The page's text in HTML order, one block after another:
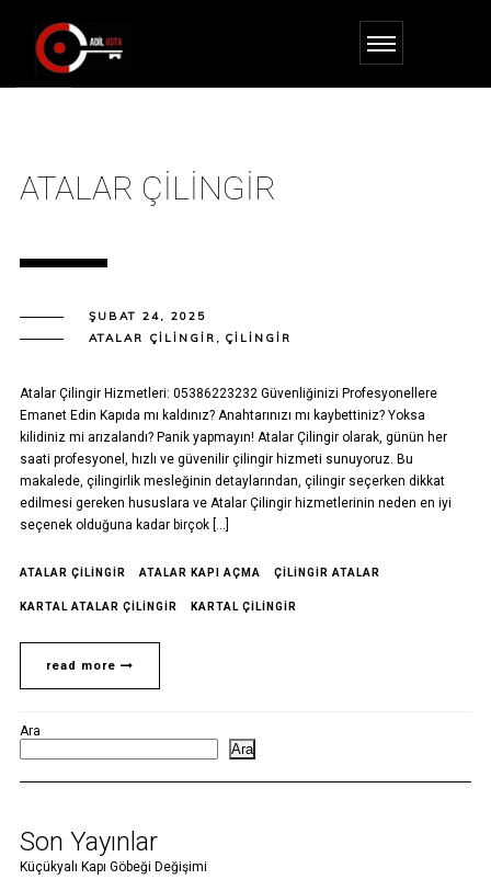
ATALAR ÇILINGIR
ŞUBAT 24, 2025
ATALAR ÇILINGIR , ÇILINGIR
Atalar Çilingir Hizmetleri: 05386223232 Güvenliğinizi Profesyonellere
Emanet Edin Kapıda mı kaldınız? Anahtarınızı mı kaybettiniz? Yoksa
kilidiniz mi arızalandı? Panik yapmayın! Atalar Çilingir olarak, günün her
saati profesyonel, hızlı ve güvenilir çilingir hizmeti sunuyoruz. Bu
makalede, çilingirlik mesleğinin detaylarından, çilingir seçerken dikkat
edilmesi gereken hususlara ve Atalar Çilingir hizmetlerinin neden en iyi
seçenek olduğuna kadar birçok […]
ATALAR ÇILINGIR ATALAR KAPI AÇMA ÇILINGIR ATALAR
KARTAL ATALAR ÇILINGIR KARTAL ÇILINGIR
read more
Ara
Ara
Son Yayınlar
Küçükyalı Kapı Göbeği Değişimi